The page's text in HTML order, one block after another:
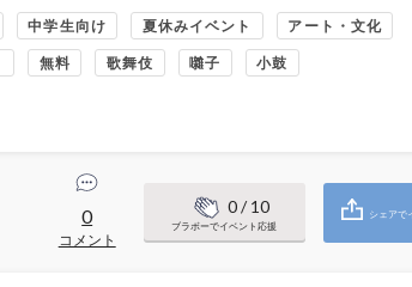
中学生向け 夏休みイベント アート・文化
無料 歌舞伎 囃子 小鼓
0
コメント
0/ 10
ブラボーでイベント応援
シェアで